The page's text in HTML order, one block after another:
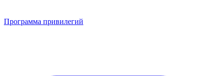
Программа привилегий